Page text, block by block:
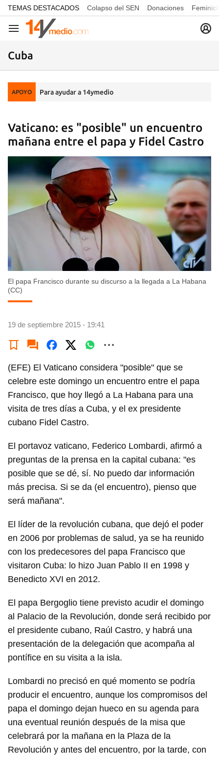
common.go-to-content
TEMAS DESTACADOS Colapso del SEN Donaciones
Navegación
Cuba
APOYO Para ayudar a 14ymedio
Vaticano: es "posible" un encuentro
mañana entre el papa y Fidel Castro
El papa Francisco durante su discurso a la llegada a La Habana
(CC)
19 de septiembre 2015 - 19:41
(EFE) El Vaticano considera "posible" que se
celebre este domingo un encuentro entre el papa
Francisco, que hoy llegó a La Habana para una
visita de tres días a Cuba, y el ex presidente
cubano Fidel Castro.
El portavoz vaticano, Federico Lombardi, afirmó a
preguntas de la prensa en la capital cubana: "es
posible que se dé, sí. No puedo dar información
más precisa. Si se da (el encuentro), pienso que
será mañana".
El líder de la revolución cubana, que dejó el poder
en 2006 por problemas de salud, ya se ha reunido
con los predecesores del papa Francisco que
visitaron Cuba: lo hizo Juan Pablo II en 1998 y
Benedicto XVI en 2012.
El papa Bergoglio tiene previsto acudir el domingo
al Palacio de la Revolución, donde será recibido por
el presidente cubano, Raúl Castro, y habrá una
presentación de la delegación que acompaña al
pontífice en su visita a la isla.
Lombardi no precisó en qué momento se podría
producir el encuentro, aunque los compromisos del
papa el domingo dejan hueco en su agenda para
una eventual reunión después de la misa que
celebrará por la mañana en la Plaza de la
Revolución y antes del encuentro, por la tarde, con